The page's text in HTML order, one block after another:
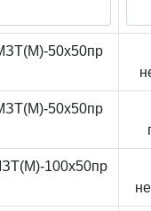
50x50пр
50x50пр
100x50пр